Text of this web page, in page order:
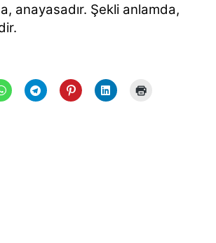
anayasadır. Şekli anlamda,